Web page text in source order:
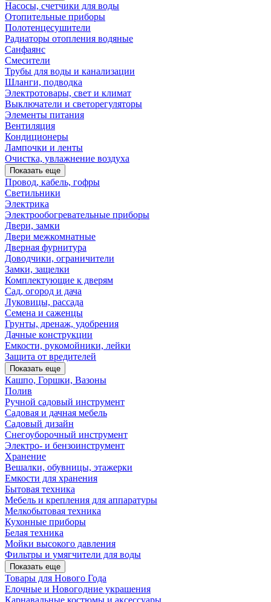
Насосы, счетчики для воды
Отопительные приборы
Полотенцесушители
Радиаторы отопления водяные
Санфаянс
Смесители
Трубы для воды и канализации
Шланги, подводка
Электротовары, свет и климат
Выключатели и светорегуляторы
Элементы питания
Вентиляция
Кондиционеры
Лампочки и ленты
Очистка, увлажнение воздуха
Показать еще
Провод, кабель, гофры
Светильники
Электрика
Электрообогревательные приборы
Двери, замки
Двери межкомнатные
Дверная фурнитура
Доводчики, ограничители
Замки, защелки
Комплектующие к дверям
Сад, огород и дача
Луковицы, рассада
Семена и саженцы
Грунты, дренаж, удобрения
Дачные конструкции
Емкости, рукомойники, лейки
Защита от вредителей
Показать еще
Кашпо, Горшки, Вазоны
Полив
Ручной садовый инструмент
Садовая и дачная мебель
Садовый дизайн
Снегоуборочный инструмент
Электро- и бензоинструмент
Хранение
Вешалки, обувницы, этажерки
Емкости для хранения
Бытовая техника
Мебель и крепления для аппаратуры
Мелкобытовая техника
Кухонные приборы
Белая техника
Мойки высокого давления
Фильтры и умягчители для воды
Показать еще
Товары для Нового Года
Елочные и Новогодние украшения
Карнавальные костюмы и аксессуары